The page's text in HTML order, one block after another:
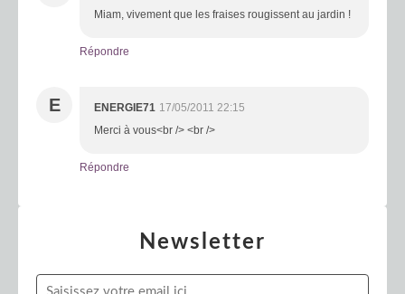
Miam, vivement que les fraises rougissent au jardin !
Répondre
E ENERGIE71 17/05/2011 22:15
Merci à vous<br /> <br />
Répondre
Newsletter